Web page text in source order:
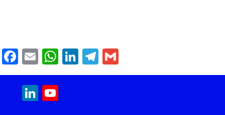
F
a
c
e
E
m
ai
W
h
Li
n
T
el m
LinkedIn